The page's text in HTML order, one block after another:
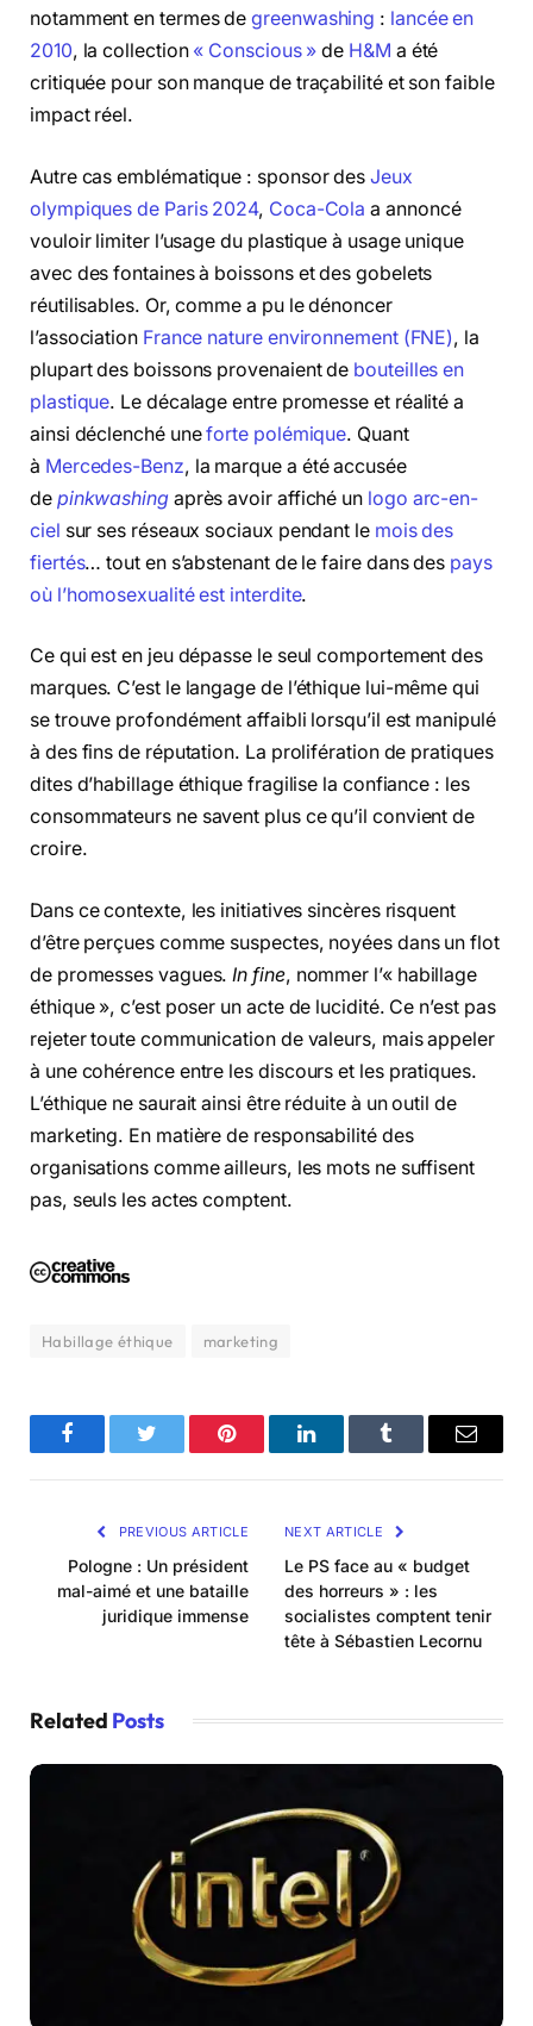
notamment en termes degreenwashing : lancée en
2010, la collection « Conscious » de H&M a été
critiquée pour son manque de traçabilité et son faible
impact réel.
Autre cas emblématique : sponsor desJeux
olympiques de Paris 2024, Coca-Cola a annoncé
vouloir limiter l’usage du plastique à usage unique
avec des fontaines à boissons et des gobelets
réutilisables. Or, comme a pu le dénoncer
l’association France nature environnement (FNE), la
plupart des boissons provenaient de bouteilles en
plastique. Le décalage entre promesse et réalité a
ainsi déclenché uneforte polémique. Quant
à Mercedes-Benz, la marque a été accusée
de pinkwashingaprès avoir affiché un logo arc-en-
ciel sur ses réseaux sociaux pendant le mois des
fiertés… tout en s’abstenant de le faire dans des pays
où l’homosexualité est interdite.
Ce qui est en jeu dépasse le seul comportement des
marques. C’est le langage de l’éthique lui-même qui
se trouve profondément affaibli lorsqu’il est manipulé
à des fins de réputation. La prolifération de pratiques
dites d’habillage éthique fragilise la confiance : les
consommateurs ne savent plus ce qu’il convient de
croire.
Dans ce contexte, les initiatives sincères risquent
d’être perçues comme suspectes, noyées dans un flot
de promesses vagues. In fine, nommer l’« habillage
éthique », c’est poser un acte de lucidité. Ce n’est pas
rejeter toute communication de valeurs, mais appeler
à une cohérence entre les discours et les pratiques.
L’éthique ne saurait ainsi être réduite à un outil de
marketing. En matière de responsabilité des
organisations comme ailleurs, les mots ne suffisent
pas, seuls les actes comptent.
Habillage éthique marketing
FacebookTwitter Pinterest LinkedInTumblr Email
PREVIOUS ARTICLE
Pologne : Un président
mal-aimé et une bataille
juridique immense
NEXT ARTICLE
Le PS face au « budget
des horreurs » : les
socialistes comptent tenir
tête à Sébastien Lecornu
Related Posts